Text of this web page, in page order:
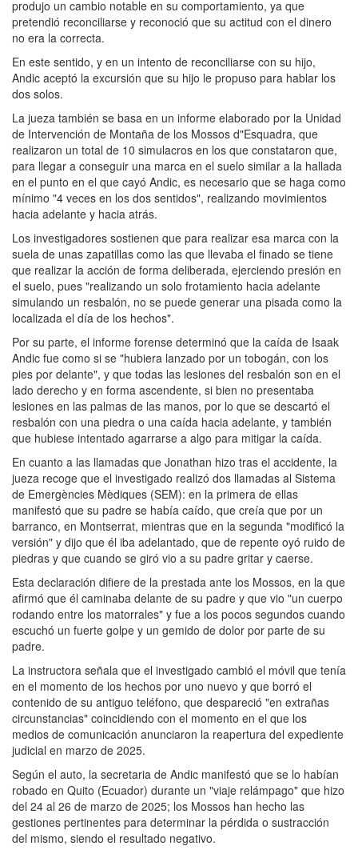
produjo un cambio notable en su comportamiento, ya que
pretendió reconciliarse y reconoció que su actitud con el dinero
no era la correcta.
En este sentido, y en un intento de reconciliarse con su hijo,
Andic aceptó la excursión que su hijo le propuso para hablar los
dos solos.
La jueza también se basa en un informe elaborado por la Unidad
de Intervención de Montaña de los Mossos d"Esquadra, que
realizaron un total de 10 simulacros en los que constataron que,
para llegar a conseguir una marca en el suelo similar a la hallada
en el punto en el que cayó Andic, es necesario que se haga como
mínimo "4 veces en los dos sentidos", realizando movimientos
hacia adelante y hacia atrás.
Los investigadores sostienen que para realizar esa marca con la
suela de unas zapatillas como las que llevaba el finado se tiene
que realizar la acción de forma deliberada, ejerciendo presión en
el suelo, pues "realizando un solo frotamiento hacia adelante
simulando un resbalón, no se puede generar una pisada como la
localizada el día de los hechos".
Por su parte, el informe forense determinó que la caída de Isaak
Andic fue como si se "hubiera lanzado por un tobogán, con los
pies por delante", y que todas las lesiones del resbalón son en el
lado derecho y en forma ascendente, si bien no presentaba
lesiones en las palmas de las manos, por lo que se descartó el
resbalón con una piedra o una caída hacia adelante, y también
que hubiese intentado agarrarse a algo para mitigar la caída.
En cuanto a las llamadas que Jonathan hizo tras el accidente, la
jueza recoge que el investigado realizó dos llamadas al Sistema
de Emergències Mèdiques (SEM): en la primera de ellas
manifestó que su padre se había caído, que creía que por un
barranco, en Montserrat, mientras que en la segunda "modificó la
versión" y dijo que él iba adelantado, que de repente oyó ruido de
piedras y que cuando se giró vio a su padre gritar y caerse.
Esta declaración difiere de la prestada ante los Mossos, en la que
afirmó que él caminaba delante de su padre y que vio "un cuerpo
rodando entre los matorrales" y fue a los pocos segundos cuando
escuchó un fuerte golpe y un gemido de dolor por parte de su
padre.
La instructora señala que el investigado cambió el móvil que tenía
en el momento de los hechos por uno nuevo y que borró el
contenido de su antiguo teléfono, que despareció "en extrañas
circunstancias" coincidiendo con el momento en el que los
medios de comunicación anunciaron la reapertura del expediente
judicial en marzo de 2025.
Según el auto, la secretaria de Andic manifestó que se lo habían
robado en Quito (Ecuador) durante un "viaje relámpago" que hizo
del 24 al 26 de marzo de 2025; los Mossos han hecho las
gestiones pertinentes para determinar la pérdida o sustracción
del mismo, siendo el resultado negativo.